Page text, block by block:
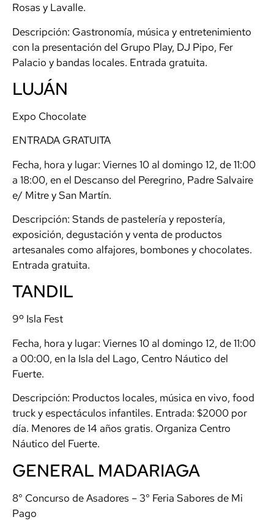
Rosas y Lavalle.
Descripción: Gastronomía, música y entretenimiento
con la presentación del Grupo Play, DJ Pipo, Fer
Palacio y bandas locales. Entrada gratuita.
LUJÁN
Expo Chocolate
ENTRADA GRATUITA
Fecha, hora y lugar: Viernes 10 al domingo 12, de 11:00
a 18:00, en el Descanso del Peregrino, Padre Salvaire
e/ Mitre y San Martín.
Descripción: Stands de pastelería y repostería,
exposición, degustación y venta de productos
artesanales como alfajores, bombones y chocolates.
Entrada gratuita.
TANDIL
9º Isla Fest
Fecha, hora y lugar: Viernes 10 al domingo 12, de 11:00
a 00:00, en la Isla del Lago, Centro Náutico del
Fuerte.
Descripción: Productos locales, música en vivo, food
truck y espectáculos infantiles. Entrada: $2000 por
día. Menores de 14 años gratis. Organiza Centro
Náutico del Fuerte.
GENERAL MADARIAGA
8° Concurso de Asadores – 3° Feria Sabores de Mi
Pago